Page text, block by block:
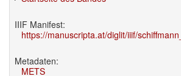
IIIF Manifest:
https://manuscripta.at/diglit/iiif/
Metadaten:
METS